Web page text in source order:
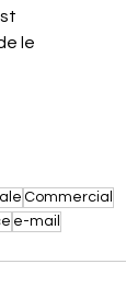
le
Commercial
e-mail